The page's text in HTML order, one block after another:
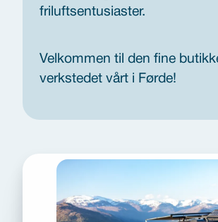
friluftsentusiaster.
Velkommen til den fine
verkstedet vårt i Førde!